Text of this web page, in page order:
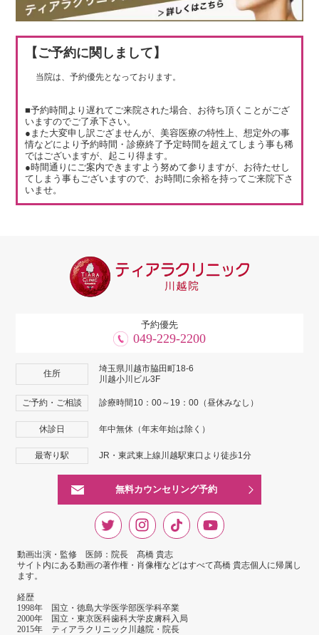
【ご予約に関しまして】
当院は、予約優先となっております。
■予約時間より遅れてご来院された場合、お待ち頂くことがござ
いますのでご了承下さい。
●また大変申し訳ござませんが、美容医療の特性上、想定外の事
情などにより予約時間・診療終了予定時間を超えてしまう事も稀
ではございますが、起こり得ます。
●時間通りにご案内できますよう努めて参りますが、お待たせし
てしまう事もございますので、お時間に余裕を持ってご来院下さ
いませ。
予約優先
049-229-2200
住所
埼玉県川越市脇田町18-6
川越小川ビル3F
ご予約・ご相談 診療時間10：00～19：00（昼休みなし）
休診日 年中無休（年末年始は除く）
最寄り駅 JR・東武東上線川越駅東口より徒歩1分
無料カウンセリング予約
動画出演・監修 医師：院長 髙橋 貴志
サイト内にある動画の著作権・肖像権などはすべて髙橋 貴志個人に帰属し
ます。
経歴
1998年 国立・徳島大学医学部医学科卒業
2000年 国立・東京医科歯科大学皮膚科入局
2015年 ティアラクリニック川越院・院長